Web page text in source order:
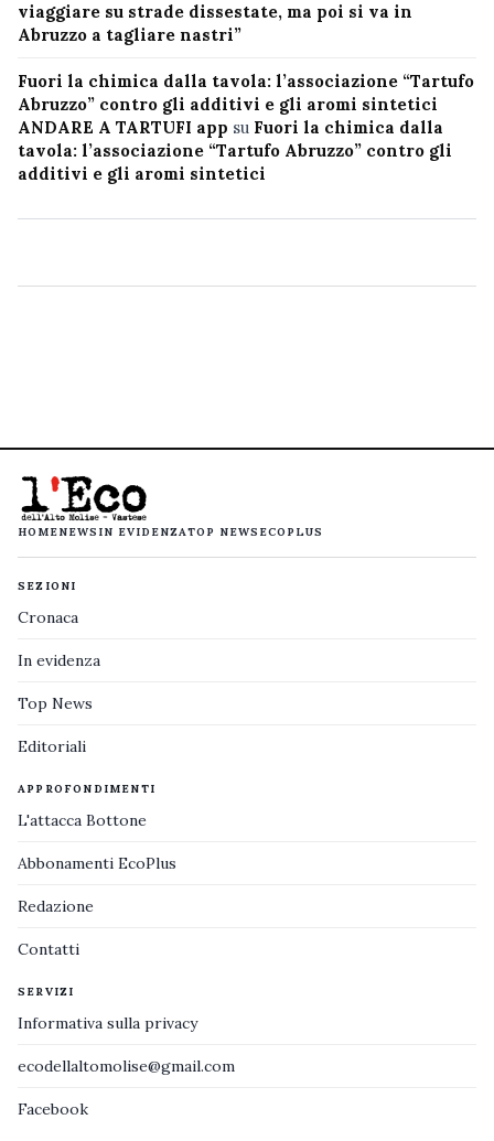
viaggiare su strade dissestate, ma poi si va in
Abruzzo a tagliare nastri”
Fuori la chimica dalla tavola: l’associazione “Tartufo
Abruzzo” contro gli additivi e gli aromi sintetici
ANDARE A TARTUFI app su Fuori la chimica dalla
tavola: l’associazione “Tartufo Abruzzo” contro gli
additivi e gli aromi sintetici
HOMENEWS IN EVIDENZATOP NEWS ECOPLUS
SEZIONI
Cronaca
In evidenza
Top News
Editoriali
APPROFONDIMENTI
L'attacca Bottone
Abbonamenti EcoPlus
Redazione
Contatti
SERVIZI
Informativa sulla privacy
ecodellaltomolise@gmail.com
Facebook